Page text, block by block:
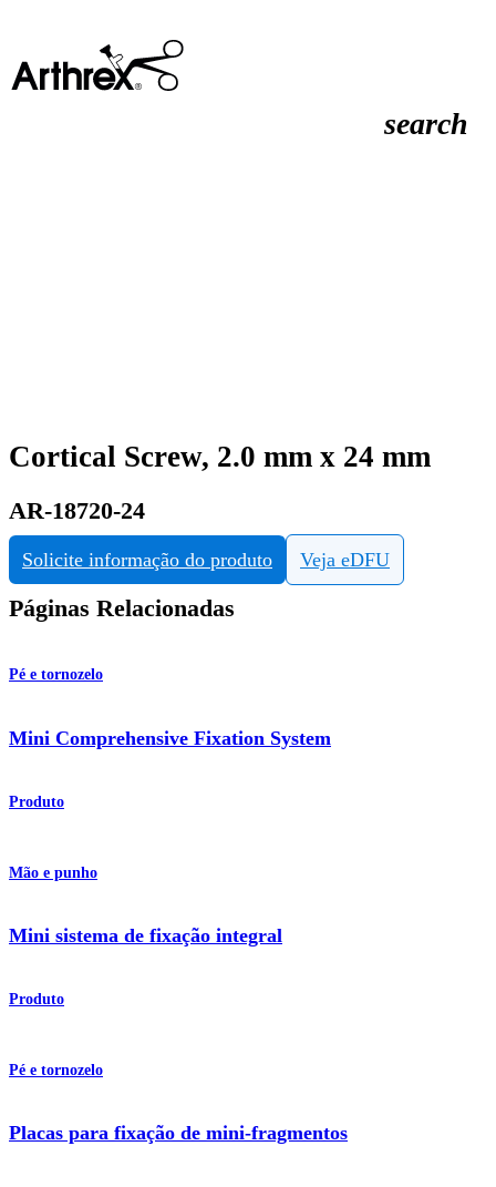
search
Cortical Screw, 2.0 mm x 24 mm
AR-18720-24
Solicite informação do produto Veja eDFU
Páginas Relacionadas
Pé e tornozelo
Mini Comprehensive Fixation System
Produto
Mão e punho
Mini sistema de fixação integral
Produto
Pé e tornozelo
Placas para fixação de mini-fragmentos